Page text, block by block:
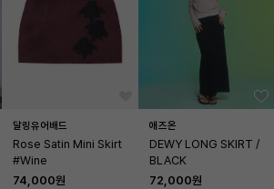
달링유어배드
Rose Satin Mini Skirt
#Wine
74,000원
애즈온
DEWY LONG SKIRT /
BLACK
72,000원